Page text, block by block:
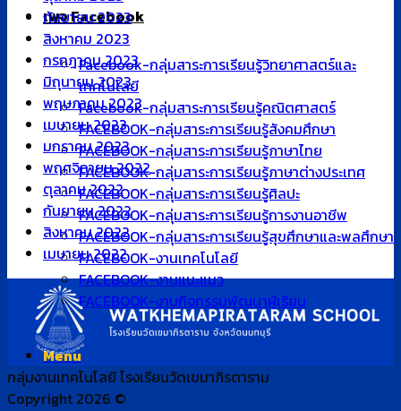
เพจ Facebook
Facebook-กลุ่มสาระการเรียนรู้วิทยาศาสตร์และ
เทคโนโลยี
Facebook-กลุ่มสาระการเรียนรู้คณิตศาสตร์
FACEBOOK-กลุ่มสาระการเรียนรู้สังคมศึกษา
FACEBOOK-กลุ่มสาระการเรียนรู้ภาษาไทย
FACEBOOK-กลุ่มสาระการเรียนรู้ภาษาต่างประเทศ
FACEBOOK-กลุ่มสาระการเรียนรู้ศิลปะ
FACEBOOK-กลุ่มสาระการเรียนรู้การงานอาชีพ
FACEBOOK-กลุ่มสาระการเรียนรู้สุขศึกษาและพลศึกษา
FACEBOOK-งานเทคโนโลยี
FACEBOOK-งานแนะแนว
FACEBOOK-งานกิจกรรมพัฒนาผู้เรียน
Menu
กันยายน 2023
สิงหาคม 2023
กรกฎาคม 2023
มิถุนายน 2023
พฤษภาคม 2023
เมษายน 2023
มกราคม 2023
พฤศจิกายน 2022
ตุลาคม 2022
กันยายน 2022
สิงหาคม 2022
เมษายน 2022
กลุ่มงานเทคโนโลยี โรงเรียนวัดเขมาภิรตาราม
Copyright 2026 ©